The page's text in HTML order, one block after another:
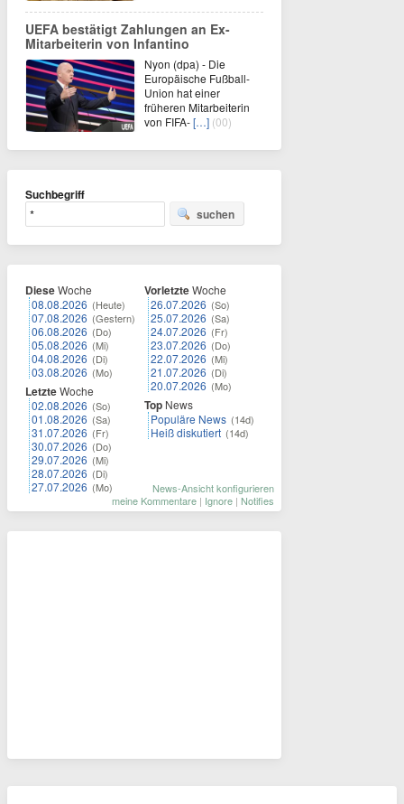
UEFA bestätigt Zahlungen an Ex-
Mitarbeiterin von Infantino
Nyon (dpa) - Die
Europäische Fußball-
Union hat einer
früheren Mitarbeiterin
von FIFA-[…] (00)
Suchbegriff
suchen
DieseWoche
08.08.2026 (Heute)
07.08.2026 (Gestern)
06.08.2026 (Do)
05.08.2026 (Mi)
04.08.2026 (Di)
03.08.2026 (Mo)
LetzteWoche
02.08.2026 (So)
01.08.2026 (Sa)
31.07.2026 (Fr)
30.07.2026 (Do)
29.07.2026 (Mi)
28.07.2026 (Di)
27.07.2026 (Mo)
VorletzteWoche
26.07.2026 (So)
25.07.2026 (Sa)
24.07.2026 (Fr)
23.07.2026 (Do)
22.07.2026 (Mi)
21.07.2026 (Di)
20.07.2026 (Mo)
Top News
Populäre News (14d)
Heiß diskutiert (14d)
News-Ansicht konfigurieren
meine Kommentare | Ignore | Notifies